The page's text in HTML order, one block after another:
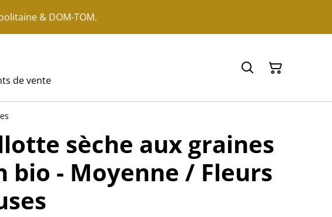
& DOM-TOM.
de vente
sèche aux graines
bio - Moyenne / Fleurs